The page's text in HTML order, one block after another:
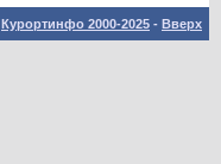
Курортинфо 2000-2025 - Вверх